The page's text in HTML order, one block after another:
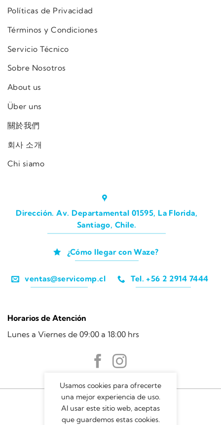
Políticas de Privacidad
Términos y Condiciones
Servicio Técnico
Sobre Nosotros
About us
Über uns
關於我們
회사 소개
Chi siamo
Dirección. Av. Departamental 01595, La Florida,
Santiago, Chile.
¿Cómo llegar con Waze?
ventas@servicomp.cl Tel. +56 2 2914 7444
Horarios de Atención
Lunes a Viernes de 09:00 a 18:00 hrs
Usamos cookies para ofrecerte
una mejor experiencia de uso.
Al usar este sitio web, aceptas
que guardemos estas cookies.